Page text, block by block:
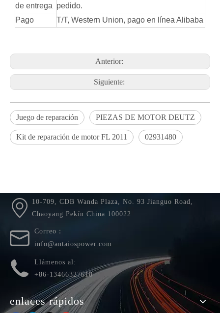
de entrega pedido.
Pago
T/T, Western Union, pago en línea Alibaba
Anterior:
Siguiente:
Juego de reparación PIEZAS DE MOTOR DEUTZ
Kit de reparación de motor FL 2011 02931480
10-709, CDB Wanda Plaza, No. 93 Jianguo Road,
Chaoyang Pekín China 100022
Correo：
info@antaiospower.com
Llámenos al:
+86-13466327618
enlaces rápidos